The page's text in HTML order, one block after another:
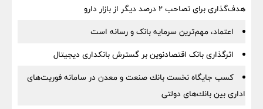
هدف‌گذاری برای تصاحب ۲ درصد دیگر از بازار دارو
اعتماد، مهم‌ترین سرمایه بانک و رسانه است
اثرگذاری بانک اقتصادنوین بر گسترش بانکداری دیجیتال
كسب جایگاه نخست بانك صنعت و معدن در سامانه فوریت‌های
اداری بین بانك‌های دولتی